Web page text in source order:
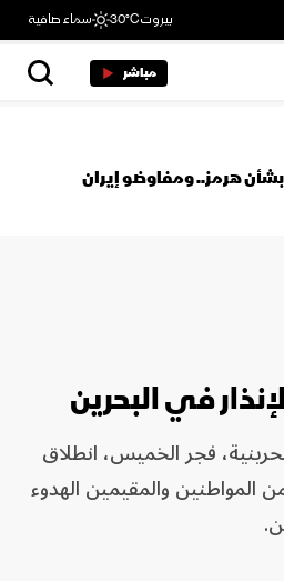
بيروت30°C سماء صافية
مباشر
بشأن هرمز.. ومفاوضو إيران
في البحرين
فجر الخميس، انطلاق
المواطنين والمقيمين الهدوء